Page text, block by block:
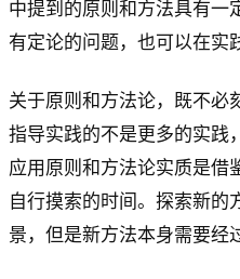
中提到的原则和方法具有一
有定论的问题，也可以在实
关于原则和方法论，既不必
指导实践的不是更多的实践
应用原则和方法论实质是借
自行摸索的时间。探索新的
景，但是新方法本身需要经